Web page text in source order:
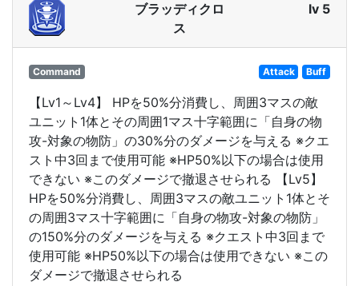
ブラッディクロ
ス
lv 5
Command Attack Buff
【Lv1～Lv4】 HPを50%分消費し、周囲3マスの敵
ユニット1体とその周囲1マス十字範囲に「自身の物
攻-対象の物防」の30%分のダメージを与える ※クエ
スト中3回まで使用可能 ※HP50%以下の場合は使用
できない ※このダメージで撤退させられる 【Lv5】
HPを50%分消費し、周囲3マスの敵ユニット1体とそ
の周囲3マス十字範囲に「自身の物攻-対象の物防」
の150%分のダメージを与える ※クエスト中3回まで
使用可能 ※HP50%以下の場合は使用できない ※この
ダメージで撤退させられる